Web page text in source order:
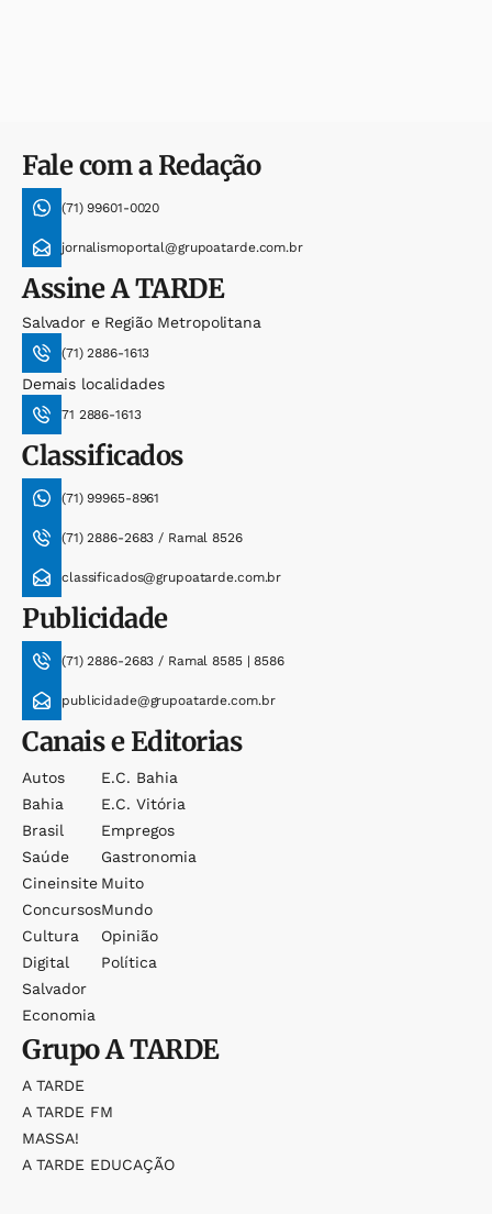
Fale com a Redação
(71) 99601-0020
jornalismoportal@grupoatarde.com.br
AssineA TARDE
Salvador e Região Metropolitana
(71) 2886-1613
Demais localidades
71 2886-1613
Classificados
(71) 99965-8961
(71) 2886-2683 / Ramal 8526
classificados@grupoatarde.com.br
Publicidade
(71) 2886-2683 / Ramal 8585 | 8586
publicidade@grupoatarde.com.br
Canais e Editorias
Autos
Bahia
Brasil
Saúde
Cineinsite
Concursos
Cultura
Digital
Salvador
Economia
E.c. Bahia
E.c. Vitória
Empregos
Gastronomia
Muito
Mundo
Opinião
Política
GrupoA TARDE
A TARDE
A TARDE FM
MASSA!
A TARDE EDUCAÇÃO